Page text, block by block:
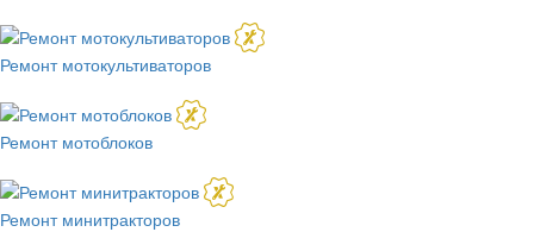
Ремонт мотокультиваторов
Ремонт мотоблоков
Ремонт минитракторов